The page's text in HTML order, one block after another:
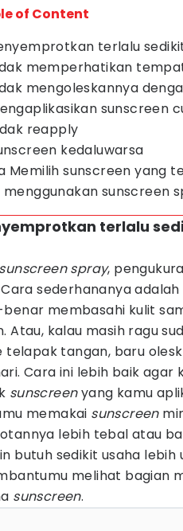
of Content
terlalu
memperhatikan
mengoleskannya
sunscreen
reapply
kedaluwarsa
Memilih sunscreen yang
menggunakan sunscreen
terlalu
sunscreen spray,
Cara sederhananya
membasahi kulit
Atau, kalau masih ragu
telapak tangan, baru
Cara ini lebih baik agar
sunscreenyang kamu
memakai sunscreen
lebih tebal atau
butuh sedikit usaha
melihat bagian
sunscreen.